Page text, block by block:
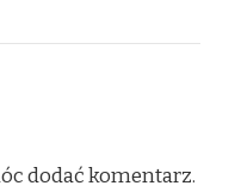
dodać komentarz.